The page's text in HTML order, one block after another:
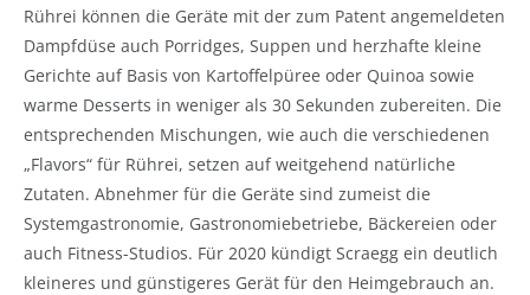
Rührei können die Geräte mit der zum Patent angemeldeten
Dampfdüse auch Porridges, Suppen und herzhafte kleine
Gerichte auf Basis von Kartoffelpüree oder Quinoa sowie
warme Desserts in weniger als 30 Sekunden zubereiten. Die
entsprechenden Mischungen, wie auch die verschiedenen
„Flavors“ für Rührei, setzen auf weitgehend natürliche
Zutaten. Abnehmer für die Geräte sind zumeist die
Systemgastronomie, Gastronomiebetriebe, Bäckereien oder
auch Fitness-Studios. Für 2020 kündigt Scraegg ein deutlich
kleineres und günstigeres Gerät für den Heimgebrauch an.